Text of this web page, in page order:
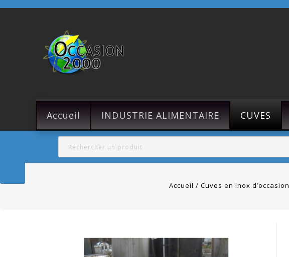
Accueil INDUSTRIE ALIMENTAIRE CUVES
Accueil Cuves en inox d’occasion